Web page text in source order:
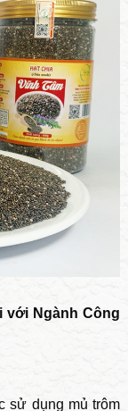
với Ngành Công
sử dụng mủ trôm